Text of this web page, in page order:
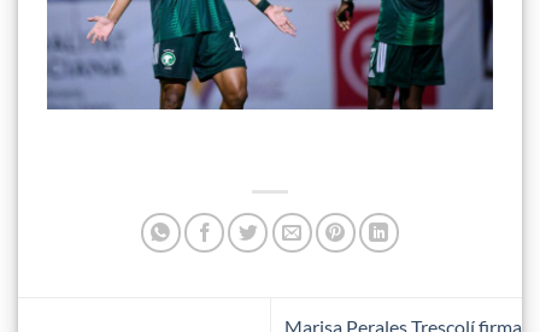
Marisa Perales Trescolí firma